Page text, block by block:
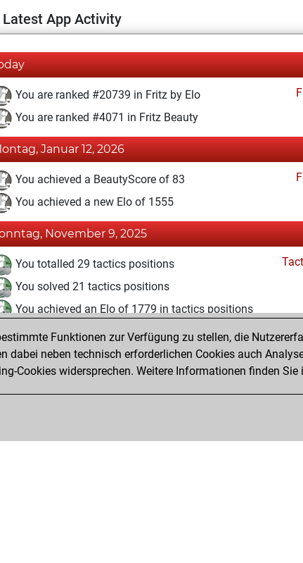
Latest App Activity
You are ranked #20739 in Fritz by Elo
You are ranked #4071 in Fritz Beauty
Januar 12, 2026
You achieved a BeautyScore of 83
You achieved a new Elo of 1555
November 9, 2025
You totalled 29 tactics positions
You solved 21 tactics positions
You achieved an Elo of 1779 in tactics positions
Oktober 11, 2025
You created your Fritz account
Funktionen zur Verfügung zu stellen, die
neben technisch erforderlichen Cookies auch
Cookies widersprechen. Weitere Informationen finden Sie